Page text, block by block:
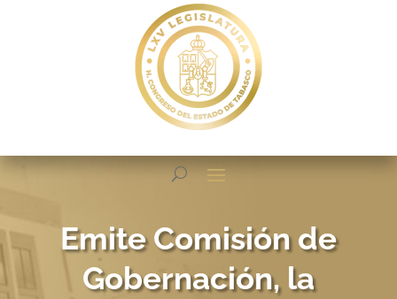
Emite Comisión de
Gobernación, la